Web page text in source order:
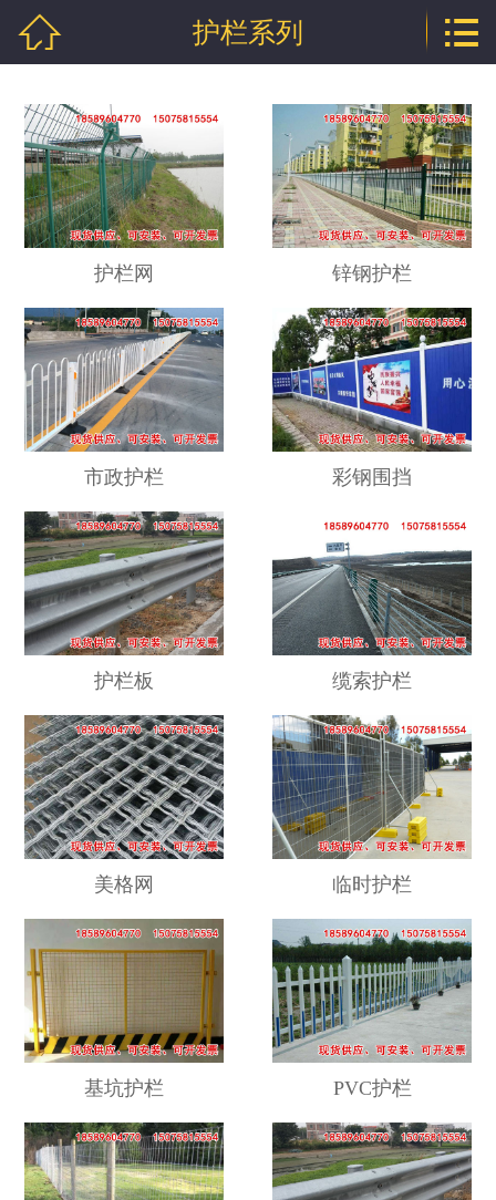
产品中心
行业资讯
技术文章
企业资质
联系我们
 护栏系列 
护栏网 锌钢护栏
市政护栏 彩钢围挡
护栏板 缆索护栏
美格网 临时护栏
基坑护栏 PVC护栏